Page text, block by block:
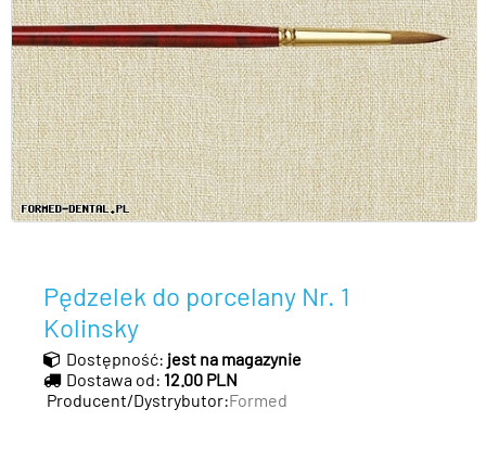
Pędzelek do porcelany Nr. 1
Kolinsky
Dostępność: jest na magazynie
Dostawa od: 12.00 PLN
Producent/Dystrybutor:Formed